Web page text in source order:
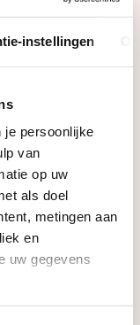
instellingen
je persoonlijke
van
op uw
als doel
metingen aan
en
uw gegevens
Niki Wories de
Kennes. |
een zetje zijn
te verlaten. Ze
waar het leven
in het gesprek.
ze op de
“Hij zei
blij ben